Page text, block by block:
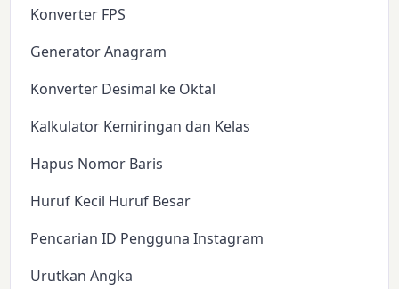
Konverter FPS
Generator Anagram
Konverter Desimal ke Oktal
Kalkulator Kemiringan dan Kelas
Hapus Nomor Baris
Huruf Kecil Huruf Besar
Pencarian ID Pengguna Instagram
Urutkan Angka